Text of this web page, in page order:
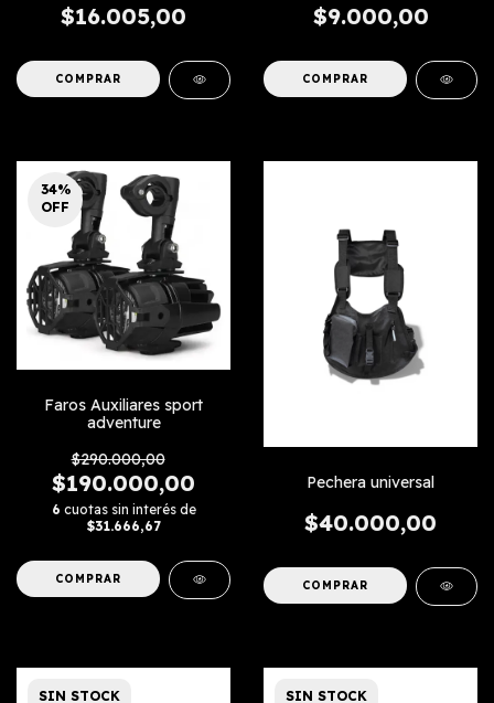
$16.005,00
COMPRAR
$9.000,00
34%
OFF
Faros Auxiliares sport
adventure
$290.000,00
$190.000,00
6 cuotas sin interés de
$31.666,67
Pechera universal
$40.000,00
SIN STOCK SIN STOCK